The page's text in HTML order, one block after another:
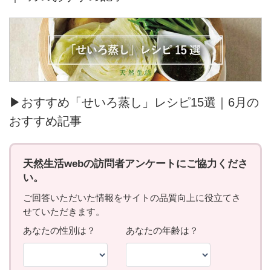
▶おすすめ「せいろ蒸し」レシピ15選｜6月の
おすすめ記事